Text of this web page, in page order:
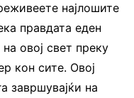
најлошите
правдата еден
овој свет преку
кон сите. Овој
завршувајќи на